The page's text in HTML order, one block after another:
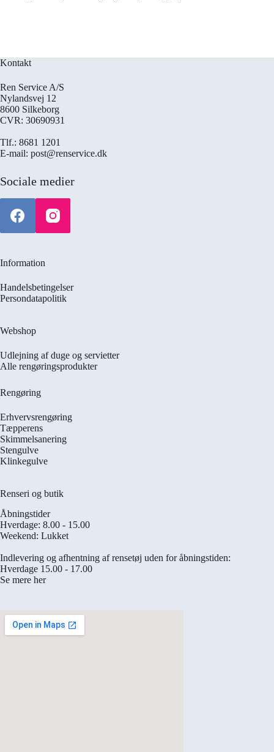
Kontakt
Ren Service A/S
Nylandsvej 12
8600 Silkeborg
CVR: 30690931
Tlf.: 8681 1201
E-mail: post@renservice.dk
Sociale medier
Information
Handelsbetingelser
Persondatapolitik
Webshop
Udlejning af duge og servietter
Alle rengøringsprodukter
Rengøring
Erhvervsrengøring
Tæpperens
Skimmelsanering
Stengulve
Klinkegulve
Renseri og butik
Åbningstider
Hverdage: 8.00 - 15.00
Weekend: Lukket
Indlevering og afhentning af rensetøj uden for åbningstiden:
Hverdage 15.00 - 17.00
Se mere her